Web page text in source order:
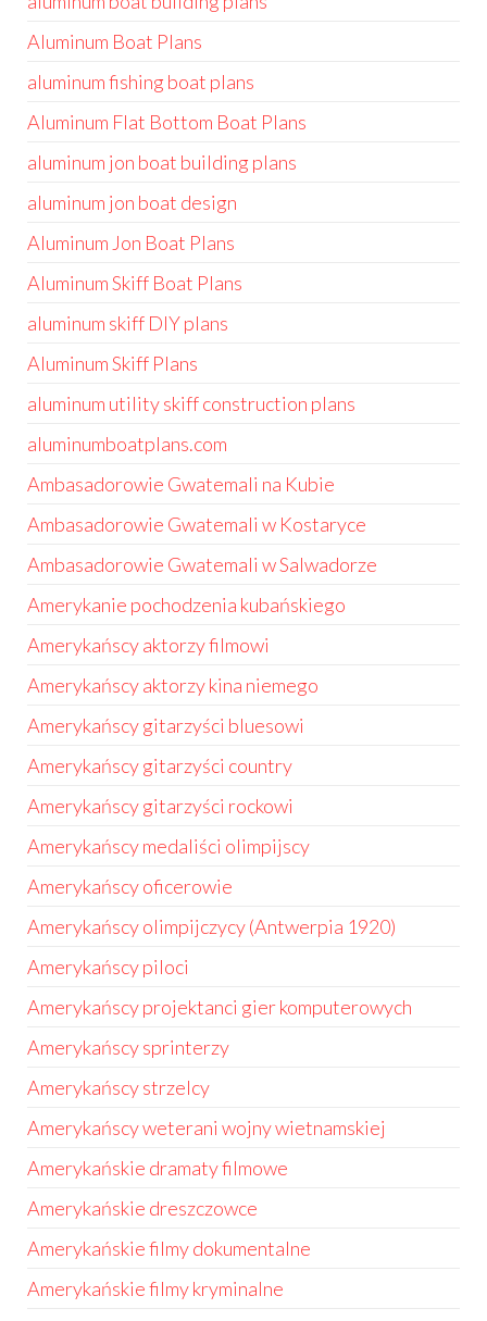
Aluminum Boat Plans
aluminum fishing boat plans
Aluminum Flat Bottom Boat Plans
aluminum jon boat building plans
aluminum jon boat design
Aluminum Jon Boat Plans
Aluminum Skiff Boat Plans
aluminum skiff DIY plans
Aluminum Skiff Plans
aluminum utility skiff construction plans
aluminumboatplans.com
Ambasadorowie Gwatemali na Kubie
Ambasadorowie Gwatemali w Kostaryce
Ambasadorowie Gwatemali w Salwadorze
Amerykanie pochodzenia kubańskiego
Amerykańscy aktorzy filmowi
Amerykańscy aktorzy kina niemego
Amerykańscy gitarzyści bluesowi
Amerykańscy gitarzyści country
Amerykańscy gitarzyści rockowi
Amerykańscy medaliści olimpijscy
Amerykańscy oficerowie
Amerykańscy olimpijczycy (Antwerpia 1920)
Amerykańscy piloci
Amerykańscy projektanci gier komputerowych
Amerykańscy sprinterzy
Amerykańscy strzelcy
Amerykańscy weterani wojny wietnamskiej
Amerykańskie dramaty filmowe
Amerykańskie dreszczowce
Amerykańskie filmy dokumentalne
Amerykańskie filmy kryminalne